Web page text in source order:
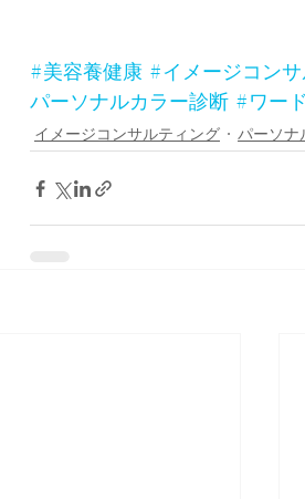
#美容養健康 #イメージコン
パーソナルカラー診断 #ワー
イメージコンサルティング パーソナ